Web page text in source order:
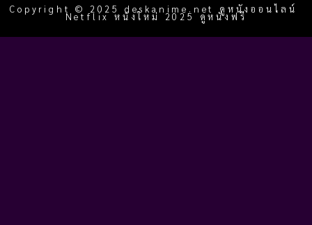
Copyright © 2025 deskanime.net ดูหนังออนไลน์
Netflix หนังใหม่ 2025 ดูหนังฟรี